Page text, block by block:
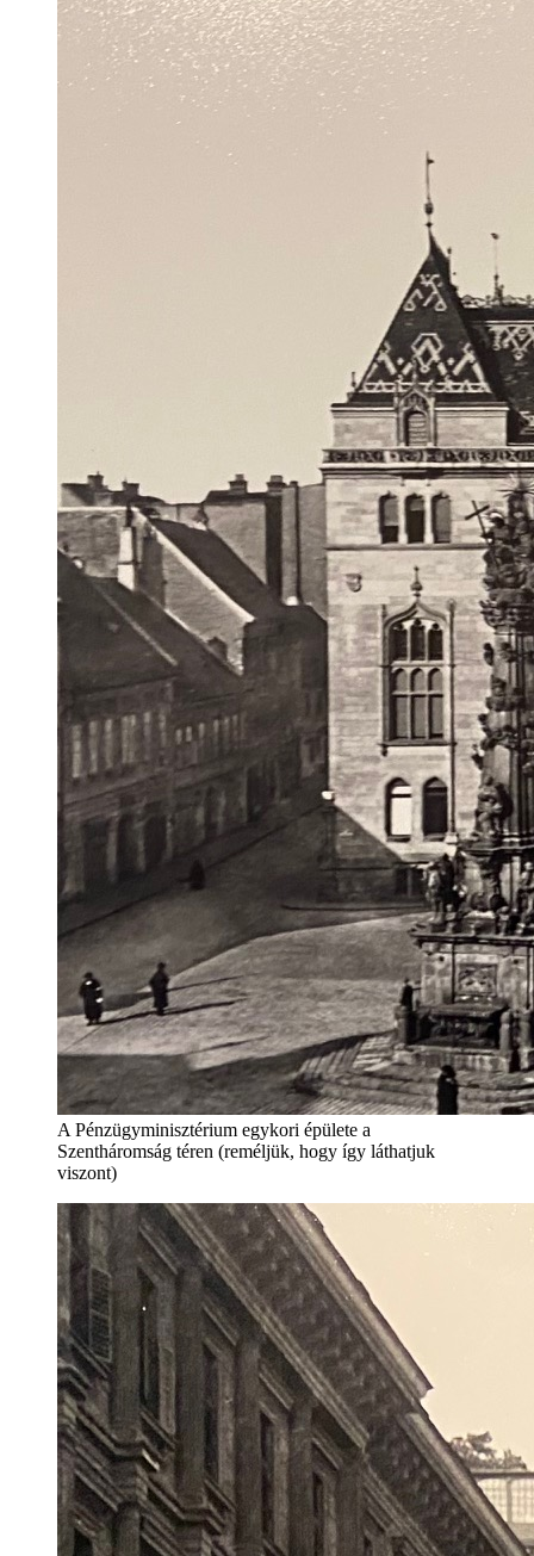
A Pénzügyminisztérium egykori épülete a
Szentháromság téren (reméljük, hogy így láthatjuk
viszont)